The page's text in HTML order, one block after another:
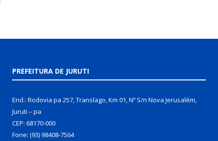
PREFEITURA DE JURUTI
End.: Rodovia pa 257, Translago, Km 01, Nº S/n Nova Jerusalém,
Juruti – pa
CEP: 68170-000
Fone: (93) 98408-7564